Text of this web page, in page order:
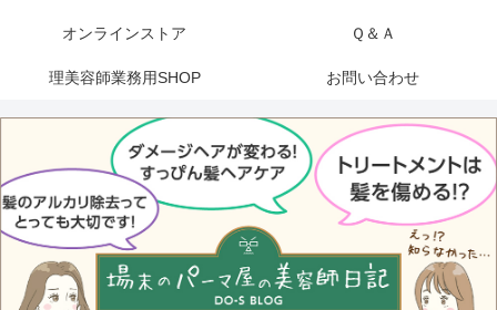
オンラインストア Ｑ＆Ａ
理美容師業務用SHOP お問い合わせ